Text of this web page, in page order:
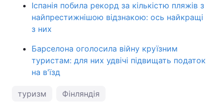
Іспанія побила рекорд за кількістю пляжів з
найпрестижнішою відзнакою: ось найкращі
з них
Барселона оголосила війну круїзним
туристам: для них удвічі підвищать податок
на в'їзд
туризм Фінляндія